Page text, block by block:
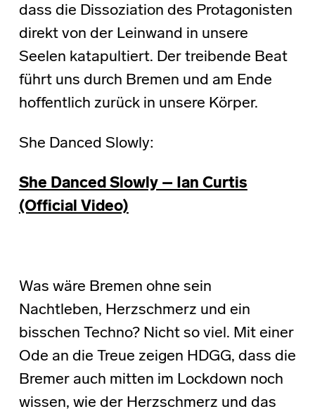
dass die Dissoziation des Protagonisten
direkt von der Leinwand in unsere
Seelen katapultiert. Der treibende Beat
führt uns durch Bremen und am Ende
hoffentlich zurück in unsere Körper.
She Danced Slowly:
She Danced Slowly – Ian Curtis
(Official Video)
Was wäre Bremen ohne sein
Nachtleben, Herzschmerz und ein
bisschen Techno? Nicht so viel. Mit einer
Ode an die Treue zeigen HDGG, dass die
Bremer auch mitten im Lockdown noch
wissen, wie der Herzschmerz und das